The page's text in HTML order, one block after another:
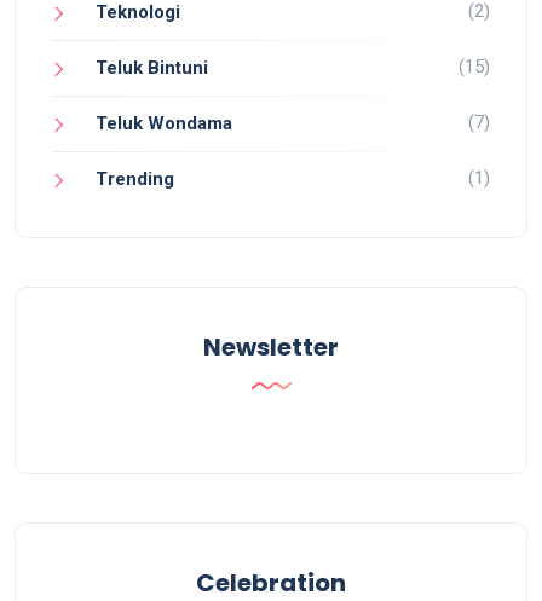
Teknologi (2)
Teluk Bintuni (15)
Teluk Wondama (7)
Trending (1)
Newsletter
Celebration